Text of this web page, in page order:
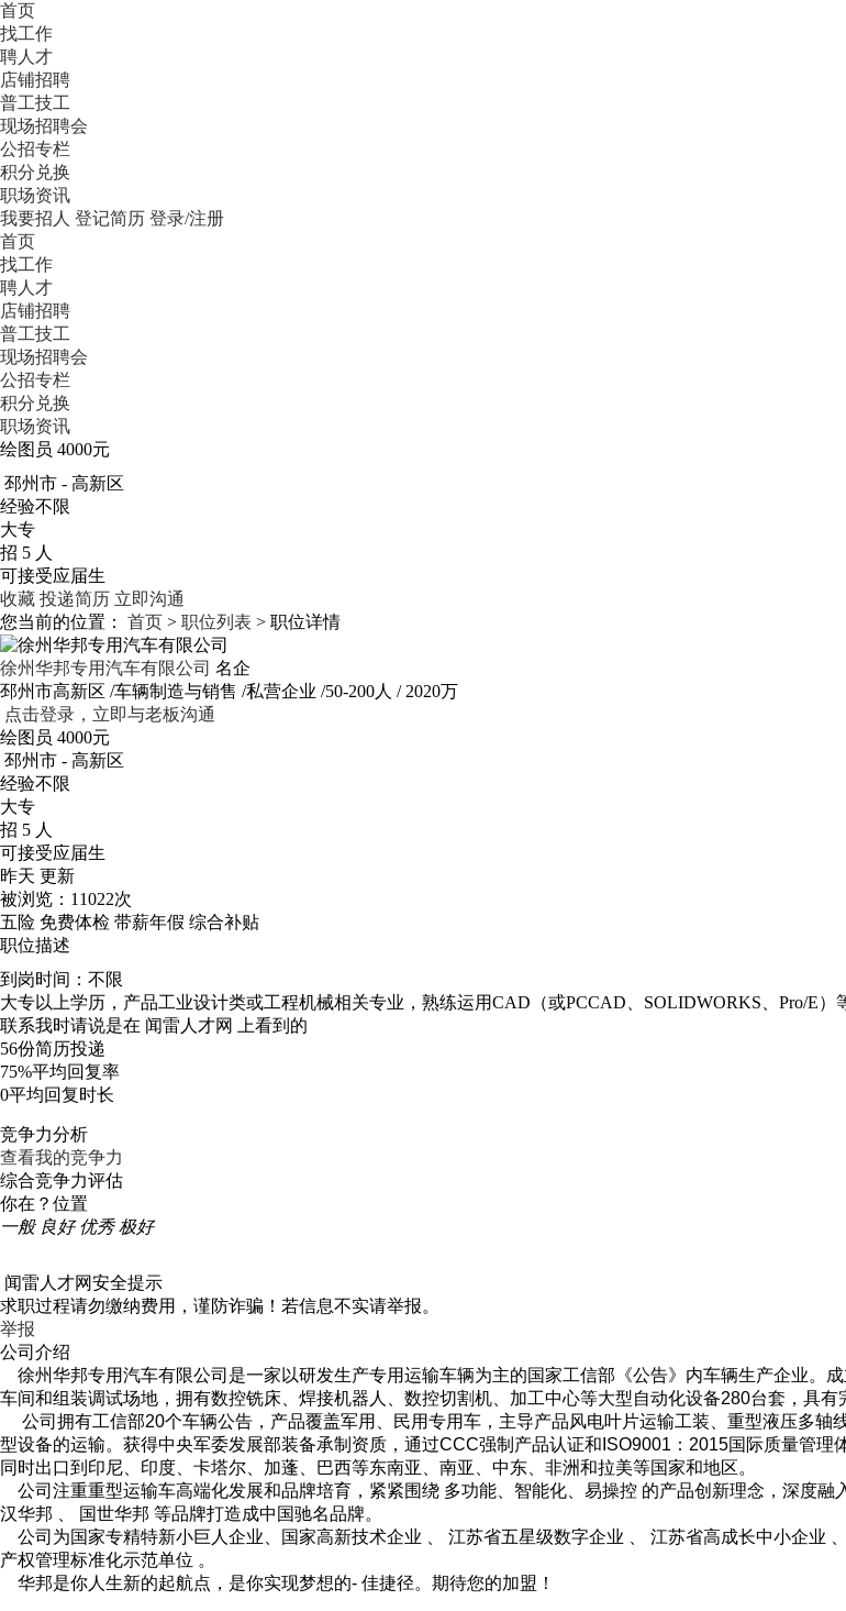
首页
找工作
聘人才
店铺招聘
普工技工
现场招聘会
公招专栏
积分兑换
职场资讯
我要招人 登记简历 登录/注册
首页
找工作
聘人才
店铺招聘
普工技工
现场招聘会
公招专栏
积分兑换
职场资讯
绘图员 4000元
邳州市 - 高新区
经验不限
大专
招 5 人
可接受应届生
收藏 投递简历 立即沟通
您当前的位置： 首页 > 职位列表 > 职位详情
徐州华邦专用汽车有限公司 名企
邳州市高新区 /车辆制造与销售 /私营企业 /50-200人 / 2020万
点击登录，立即与老板沟通
绘图员 4000元
邳州市 - 高新区
经验不限
大专
招 5 人
可接受应届生
昨天 更新
被浏览： 11022次
五险 免费体检 带薪年假 综合补贴
职位描述
到岗时间：不限
大专以上学历，产品工业设计类或工程机械相关专业，熟练运用CAD（或PCCAD、SOLIDWORKS、Pro/E）
联系我时请说是在 闻雷人才网
上看到的
56份简历投递
75%平均回复率
0平均回复时长
竞争力分析
查看我的竞争力
综合竞争力评估
你在？位置
一般 良好 优秀 极好
闻雷人才网安全提示
求职过程请勿缴纳费用，谨防诈骗！若信息不实请举报。
举报
公司介绍
徐州华邦专用汽车有限公司是一家以研发生产专用运输车辆为主的国家工信部《公告》内车辆生产企业。
车间和组装调试场地，拥有数控铣床、焊接机器人、数控切割机、加工中心等大型自动化设备280台套，具有
公司拥有工信部20个车辆公告，产品覆盖军用、民用专用车，主导产品风电叶片运输工装、重型液压多
型设备的运输。获得中央军委发展部装备承制资质，通过CCC强制产品认证和ISO9001：2015国际质量管
同时出口到印尼、印度、卡塔尔、加蓬、巴西等东南亚、南亚、中东、非洲和拉美等国家和地区。
公司注重重型运输车高端化发展和品牌培育，紧紧围绕 多功能、智能化、易操控 的产品创新理念，深度
汉华邦 、 国世华邦 等品牌打造成中国驰名品牌。
公司为国家专精特新小巨人企业、国家高新技术企业 、 江苏省五星级数字企业 、 江苏省高成长中小企业
产权管理标准化示范单位 。
华邦是你人生新的起航点，是你实现梦想的- 佳捷径。期待您的加盟！